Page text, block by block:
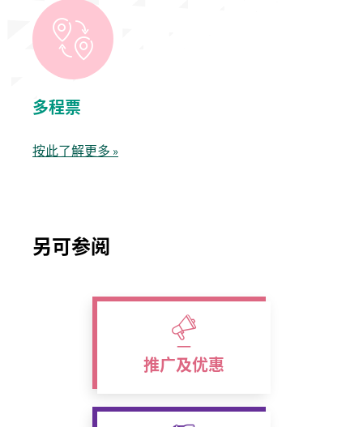
多程票
按此了解更多 »
另可参阅
推广及优惠